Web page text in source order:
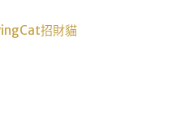
招財貓